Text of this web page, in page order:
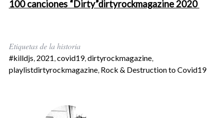
100 canciones “Dirty”dirtyrockmagazine 2020
Etiquetas de la historia
#killdjs, 2021,covid19,dirtyrockmagazine,
playlistdirtyrockmagazine, Rock & Destruction to Covid19